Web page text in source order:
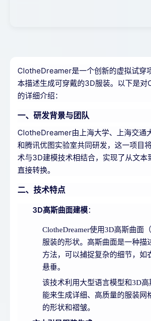
ClotheDreamer是一个创新的虚拟试穿
本描述生成可穿戴的3D服装。以下是
的详细介绍：
一、研发背景与团队
ClotheDreamer由上海大学、上海交通
和腾讯优图实验室共同研发，这一项目
术与3D建模技术相结合，实现了从文本
直接转换。
二、技术特点
3D高斯曲面建模：
ClotheDreamer使用3D高斯曲面
服装的形状。高斯曲面是一种描
方法，可以捕捉复杂的细节，如
悬垂。
该技术利用大型语言模型和3D
能来生成详细、高质量的服装网
的形状和褶皱。